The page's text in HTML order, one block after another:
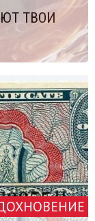
ТВОИ